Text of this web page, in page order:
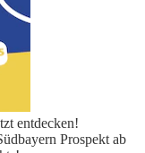
entdecken!
Prospekt ab